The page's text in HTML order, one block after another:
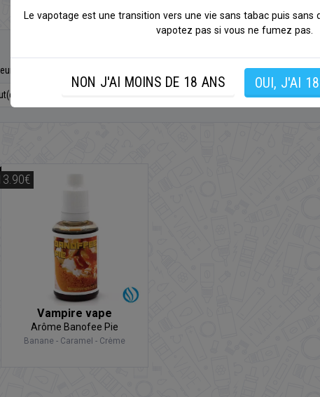
Vampire vape
Arôme Banofee Pie
Banane - Caramel - Crème
Le vapotage est une transition vers une vie sans tabac puis sans
vapotez pas si vous ne fumez pas.
NON J'AI MOINS DE 18 ANS OUI, J'AI